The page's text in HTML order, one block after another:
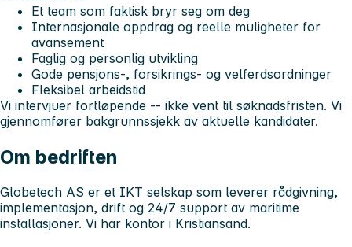
Et team som faktisk bryr seg om deg
Internasjonale oppdrag og reelle muligheter for
avansement
Faglig og personlig utvikling
Gode pensjons-, forsikrings- og velferdsordninger
Fleksibel arbeidstid
Vi intervjuer fortløpende -- ikke vent til søknadsfristen. Vi
gjennomfører bakgrunnssjekk av aktuelle kandidater.
Om bedriften
Globetech AS er et IKT selskap som leverer rådgivning,
implementasjon, drift og 24/7 support av maritime
installasjoner. Vi har kontor i Kristiansand.